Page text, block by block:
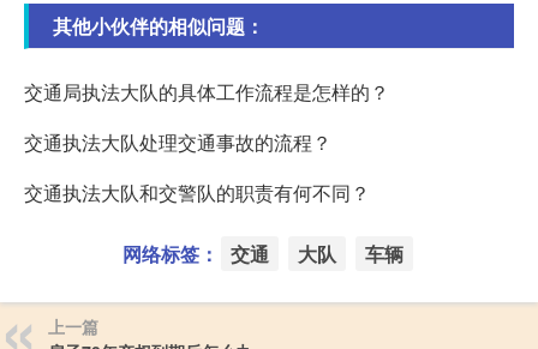
其他小伙伴的相似问题：
交通局执法大队的具体工作流程是怎样的？
交通执法大队处理交通事故的流程？
交通执法大队和交警队的职责有何不同？
网络标签： 交通 大队 车辆
上一篇